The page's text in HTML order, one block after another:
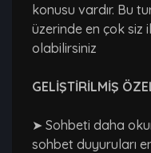
konusu vardır. Bu
üzerinde en çok siz
olabilirsiniz
GELİŞTİRİLMİŞ
➤ Sohbeti daha
sohbet duyuruları